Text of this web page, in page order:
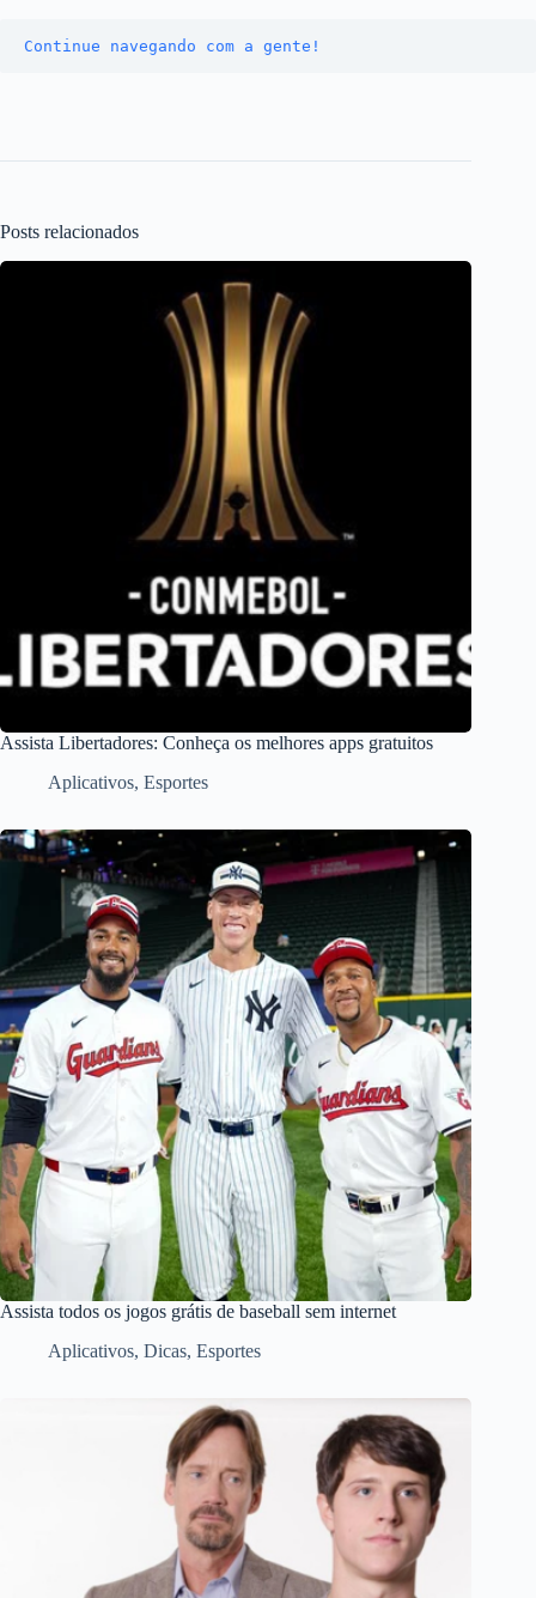
Continue navegando com a gente!
Posts relacionados
Assista Libertadores: Conheça os melhores apps gratuitos
Aplicativos, Esportes
Assista todos os jogos grátis de baseball sem internet
Aplicativos, Dicas, Esportes